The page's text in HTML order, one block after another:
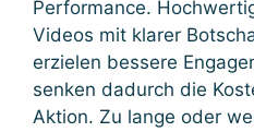
Performance.
Videos mit klarer
erzielen bessere
senken dadurch die
Aktion. Zu lange oder